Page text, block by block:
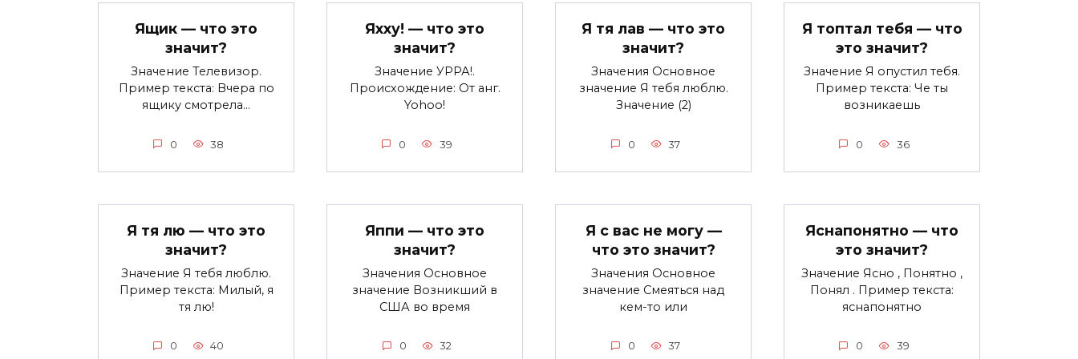
Ящик — что это
значит?
Значение Телевизор.
Пример текста: Вчера по
ящику смотрела…
0 38
Яхху! — что это
значит?
Значение УРРА!.
Происхождение: От анг.
Yohoo!
0 39
Я тя лав — что это
значит?
Значения Основное
значение Я тебя люблю.
Значение (2)
0 37
Я топтал тебя — что
это значит?
Значение Я опустил тебя.
Пример текста: Че ты
возникаешь
0 36
Я тя лю — что это
значит?
Значение Я тебя люблю.
Пример текста: Милый, я
тя лю!
0 40
Яппи — что это
значит?
Значения Основное
значение Возникший в
США во время
0 32
Я с вас не могу —
что это значит?
Значения Основное
значение Смеяться над
кем-то или
0 37
Яснапонятно — что
это значит?
Значение Ясно , Понятно ,
Понял . Пример текста:
яснапонятно
0 39